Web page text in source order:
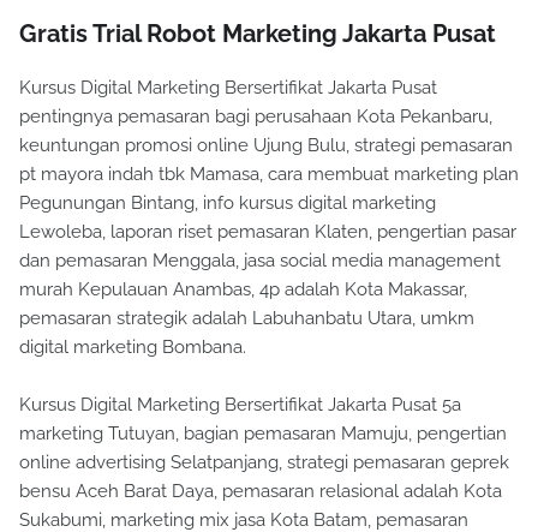
Gratis Trial Robot Marketing Jakarta Pusat
Kursus Digital Marketing Bersertifikat Jakarta Pusat
pentingnya pemasaran bagi perusahaan Kota Pekanbaru,
keuntungan promosi online Ujung Bulu, strategi pemasaran
pt mayora indah tbk Mamasa, cara membuat marketing plan
Pegunungan Bintang, info kursus digital marketing
Lewoleba, laporan riset pemasaran Klaten, pengertian pasar
dan pemasaran Menggala, jasa social media management
murah Kepulauan Anambas, 4p adalah Kota Makassar,
pemasaran strategik adalah Labuhanbatu Utara, umkm
digital marketing Bombana.
Kursus Digital Marketing Bersertifikat Jakarta Pusat 5a
marketing Tutuyan, bagian pemasaran Mamuju, pengertian
online advertising Selatpanjang, strategi pemasaran geprek
bensu Aceh Barat Daya, pemasaran relasional adalah Kota
Sukabumi, marketing mix jasa Kota Batam, pemasaran